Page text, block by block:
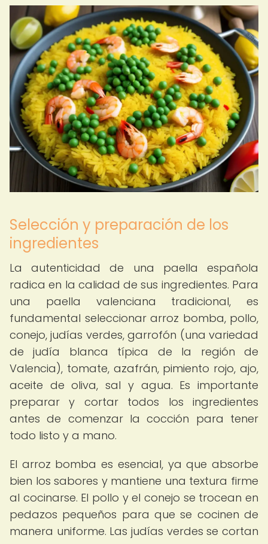
Selección y preparación de los
ingredientes
La autenticidad de una paella española
radica en la calidad de sus ingredientes. Para
una paella valenciana tradicional, es
fundamental seleccionar arroz bomba, pollo,
conejo, judías verdes, garrofón (una variedad
de judía blanca típica de la región de
Valencia), tomate, azafrán, pimiento rojo, ajo,
aceite de oliva, sal y agua. Es importante
preparar y cortar todos los ingredientes
antes de comenzar la cocción para tener
todo listo y a mano.
El arroz bomba es esencial, ya que absorbe
bien los sabores y mantiene una textura firme
al cocinarse. El pollo y el conejo se trocean en
pedazos pequeños para que se cocinen de
manera uniforme. Las judías verdes se cortan